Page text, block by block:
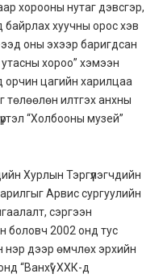
хорооны нутаг дэвсгэр,
байрлах хуучны орос хэв
оны эхээр баригдсан
хороо” хэмээн
цагийн харилцаа
төлөөлөн илтгэх анхны
“Холбооны музей”
Хурлын Тэргүүлэгчдийн
Арвис сургуулийн
сэргээн
боловч 2002 онд тус
нэр дээр өмчлөх эрхийн
“Ванхүү” ХХК-д